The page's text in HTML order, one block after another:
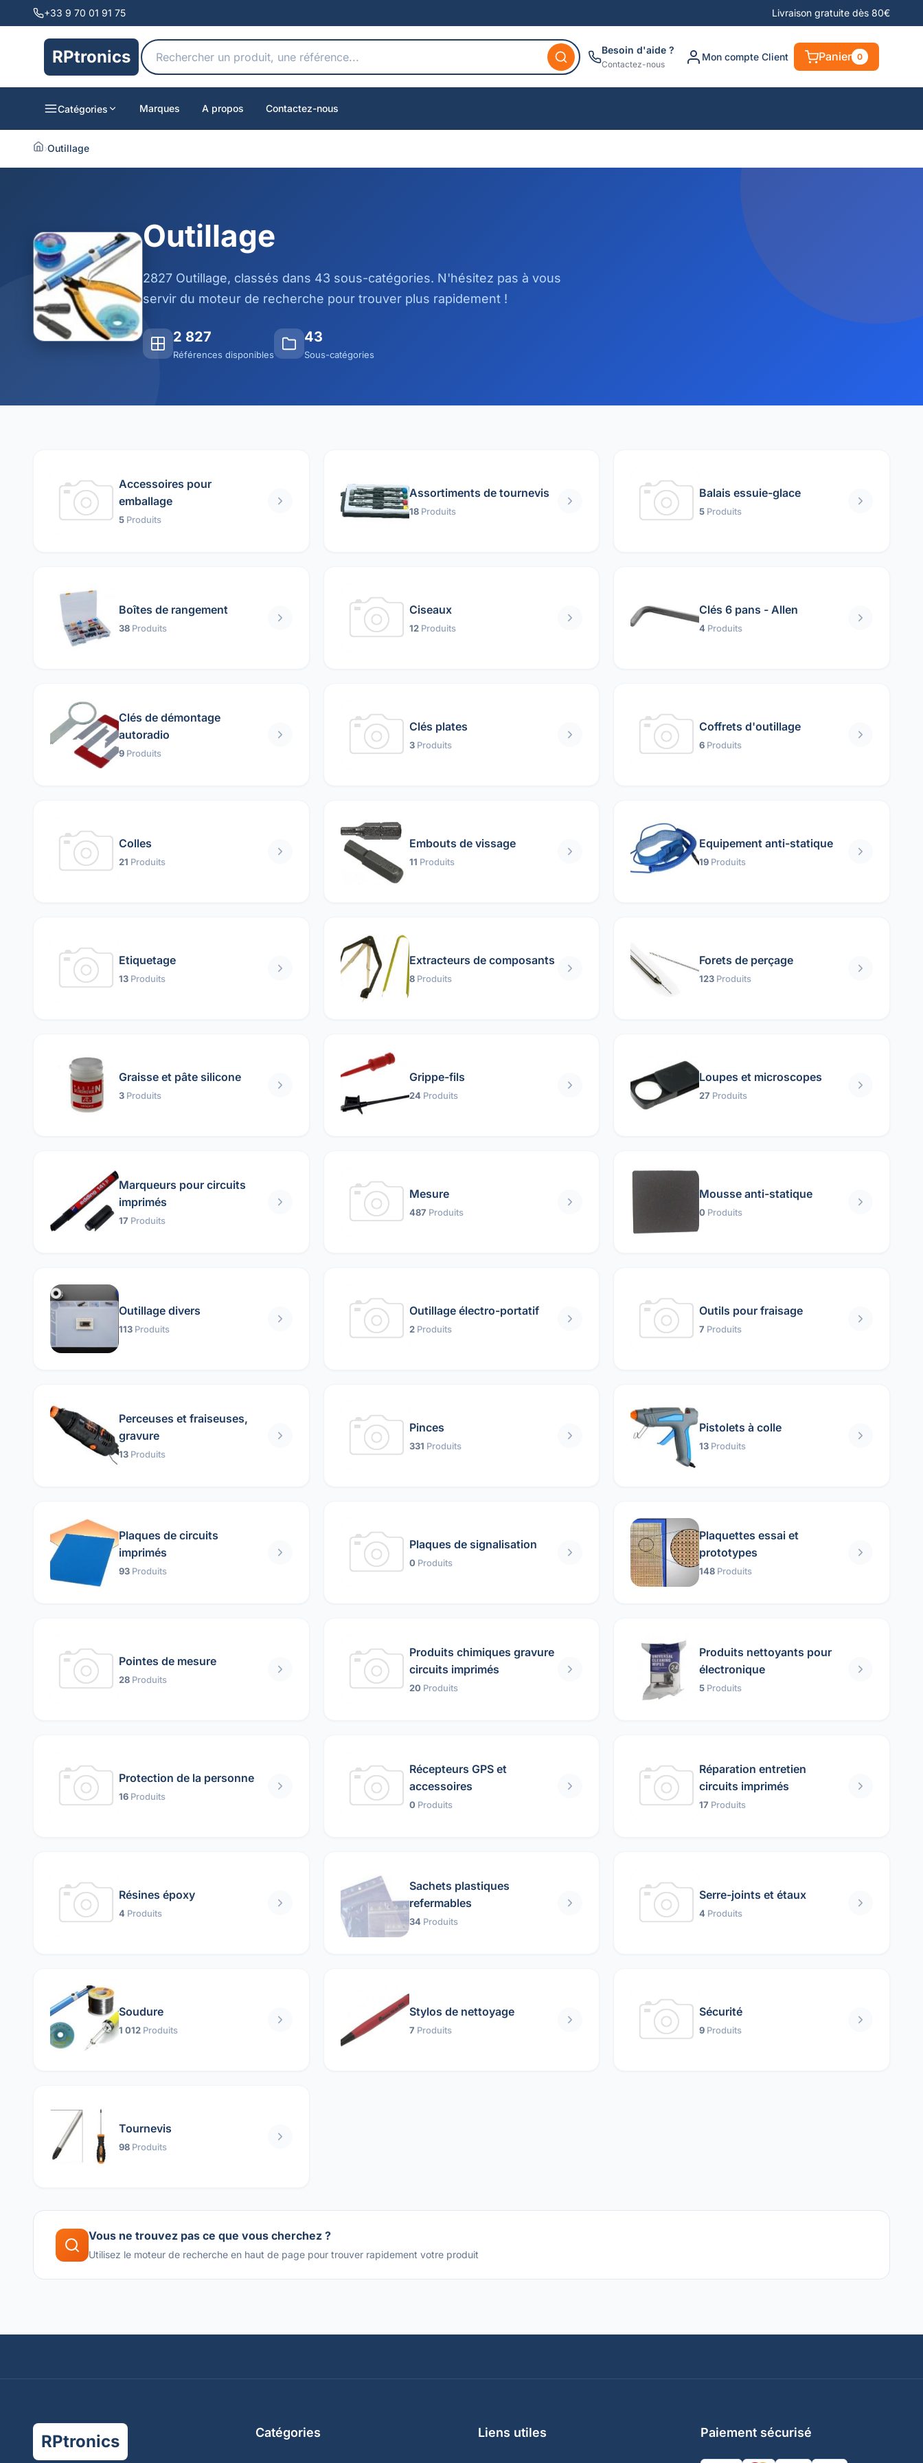
+33 9 70 01 91 75 Livraison gratuite dès 80€
RPtronics Besoin d'aide ?
Contactez-nous
Mon compte Client Panier 0
Catégories Marques A propos Contactez-nous
›Outillage
Outillage
2827 Outillage, classés dans 43 sous-catégories. N'hésitez pas à vous
servir du moteur de recherche pour trouver plus rapidement !
2 827
Références disponibles
43
Sous-catégories
Accessoires pour
emballage
5 Produits
Assortiments de tournevis
18 Produits
Balais essuie-glace
5 Produits
Boîtes de rangement
38 Produits
Ciseaux
12 Produits
Clés 6 pans - Allen
4 Produits
Clés de démontage
autoradio
9 Produits
Clés plates
3 Produits
Coffrets d'outillage
6 Produits
Colles
21 Produits
Embouts de vissage
11 Produits
Equipement anti-statique
19 Produits
Etiquetage
13 Produits
Extracteurs de composants
8 Produits
Forets de perçage
123 Produits
Graisse et pâte silicone
3 Produits
Grippe-fils
24 Produits
Loupes et microscopes
27 Produits
Marqueurs pour circuits
imprimés
17 Produits
Mesure
487 Produits
Mousse anti-statique
0 Produits
Outillage divers
113 Produits
Outillage électro-portatif
2 Produits
Outils pour fraisage
7 Produits
Perceuses et fraiseuses,
gravure
13 Produits
Pinces
331 Produits
Pistolets à colle
13 Produits
Plaques de circuits
imprimés
93 Produits
Plaques de signalisation
0 Produits
Plaquettes essai et
prototypes
148 Produits
Pointes de mesure
28 Produits
Produits chimiques gravure
circuits imprimés
20 Produits
Produits nettoyants pour
électronique
5 Produits
Protection de la personne
16 Produits
Récepteurs GPS et
accessoires
0 Produits
Réparation entretien
circuits imprimés
17 Produits
Résines époxy
4 Produits
Sachets plastiques
refermables
34 Produits
Serre-joints et étaux
4 Produits
Soudure
1 012 Produits
Stylos de nettoyage
7 Produits
Sécurité
9 Produits
Tournevis
98 Produits
Vous ne trouvez pas ce que vous cherchez ?
Utilisez le moteur de recherche en haut de page pour trouver rapidement votre produit
RPtronics Catégories Liens utiles Paiement sécurisé